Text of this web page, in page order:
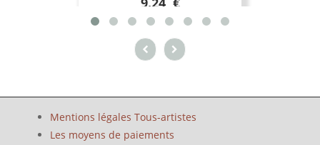
Mentions légales Tous-artistes
Les moyens de paiements